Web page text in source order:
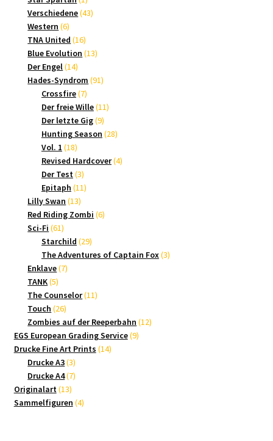
Produkt
Verschiedene 4343
Western 66
Produkte
TNA United 1616
Produkte
Blue Evolution 1313
Der Engel 1414
Produkte
Hades-Syndrom 9191
Crossfire 77
Produkte
Der freie Wille 1111
Der letzte Gig 99
Produkte
Hunting Season 2828
Vol. 1 1818
Produkte
Revised Hardcover 44
Der Test 33
Produkte
Epitaph 1111
Lilly Swan 1313
Produkte
Red Riding Zombi 66
Sci-Fi 6161
Produkte
Starchild 2929
Produkte
The Adventures of Captain Fox 33
Enklave 77
TANK 55
Produkte
The Counselor 1111
Touch 2626
Produkte
Zombies auf der Reeperbahn 1212
EGS European Grading Service 99
Drucke Fine Art Prints 1414
Drucke A3 33
Produkte
Drucke A4 77
Originalart 1313
Produkte
Sammelfiguren 44